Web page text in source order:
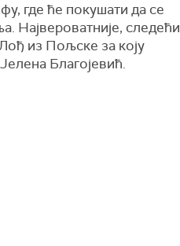
где ће покушати да се
Највероватније, следећи
из Пољске за коју
Благојевић.